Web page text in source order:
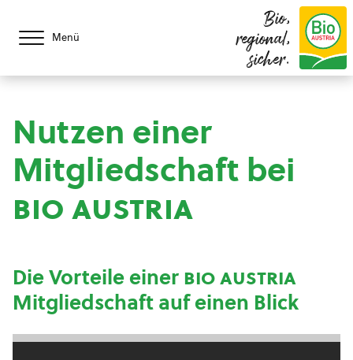
Menü
Bio,
regional,
sicher.
Nutzen einer
Mitgliedschaft bei
bio austria
Die Vorteile einerbio austria
Mitgliedschaft auf einen Blick